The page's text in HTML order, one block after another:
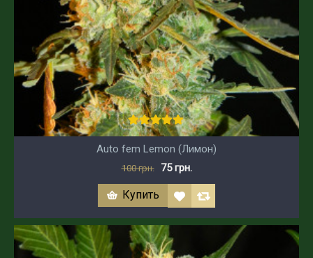
Auto fem Lemon (Лимон)
100 грн. 75 грн.
Купить